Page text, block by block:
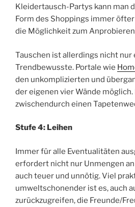
Kleidertausch-Partys kann man
Form des Shoppings immer
die Möglichkeit zum
Tauschen ist allerdings nicht nur
Trendbewusste. Portale wie
den unkomplizierten und
der eigenen vier Wände
zwischendurch einen
Stufe 4: Leihen
Immer für alle Eventualitäten
erfordert nicht nur Unmengen
auch teuer und unnötig. Viel
umweltschonender ist es, auch
zurückzugreifen, die Freunde/